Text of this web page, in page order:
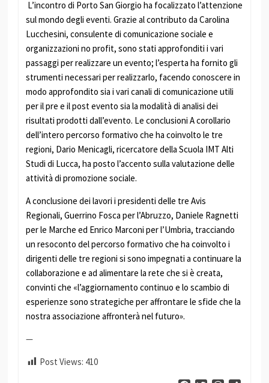
L’incontro di Porto San Giorgio ha focalizzato l’attenzione
sul mondo degli eventi. Grazie al contributo da Carolina
Lucchesini, consulente di comunicazione sociale e
organizzazioni no profit, sono stati approfonditi i vari
passaggi per realizzare un evento; l’esperta ha fornito gli
strumenti necessari per realizzarlo, facendo conoscere in
modo approfondito sia i vari canali di comunicazione utili
per il pre e il post evento sia la modalità di analisi dei
risultati prodotti dall’evento. Le conclusioni A corollario
dell’intero percorso formativo che ha coinvolto le tre
regioni, Dario Menicagli, ricercatore della Scuola IMT Alti
Studi di Lucca, ha posto l’accento sulla valutazione delle
attività di promozione sociale.
A conclusione dei lavori i presidenti delle tre Avis
Regionali, Guerrino Fosca per l’Abruzzo, Daniele Ragnetti
per le Marche ed Enrico Marconi per l’Umbria, tracciando
un resoconto del percorso formativo che ha coinvolto i
dirigenti delle tre regioni si sono impegnati a continuare la
collaborazione e ad alimentare la rete che si è creata,
convinti che «l’aggiornamento continuo e lo scambio di
esperienze sono strategiche per affrontare le sfide che la
nostra associazione affronterà nel futuro».
—
Post Views: 410